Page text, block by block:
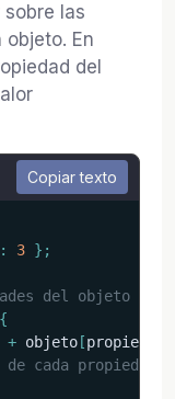
las
En
del
Copiar texto
: 3 } ;
del objeto
{
+ objeto [propiedad
cada propiedad